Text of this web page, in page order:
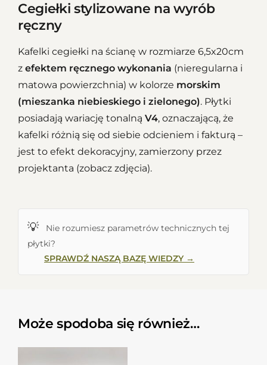
Cegiełki stylizowane na wyrób
ręczny
Kafelki cegiełki na ścianę w rozmiarze 6,5x20cm
z efektem ręcznego wykonania (nieregularna i
matowa powierzchnia) w kolorze morskim
(mieszanka niebieskiego i zielonego). Płytki
posiadają wariację tonalną V4, oznaczającą, że
kafelki różnią się od siebie odcieniem i fakturą –
jest to efekt dekoracyjny, zamierzony przez
projektanta (zobacz zdjęcia).
💡
Nie rozumiesz parametrów technicznych tej
płytki?
SPRAWDŹ NASZĄ BAZĘ WIEDZY →
Może spodoba się również…